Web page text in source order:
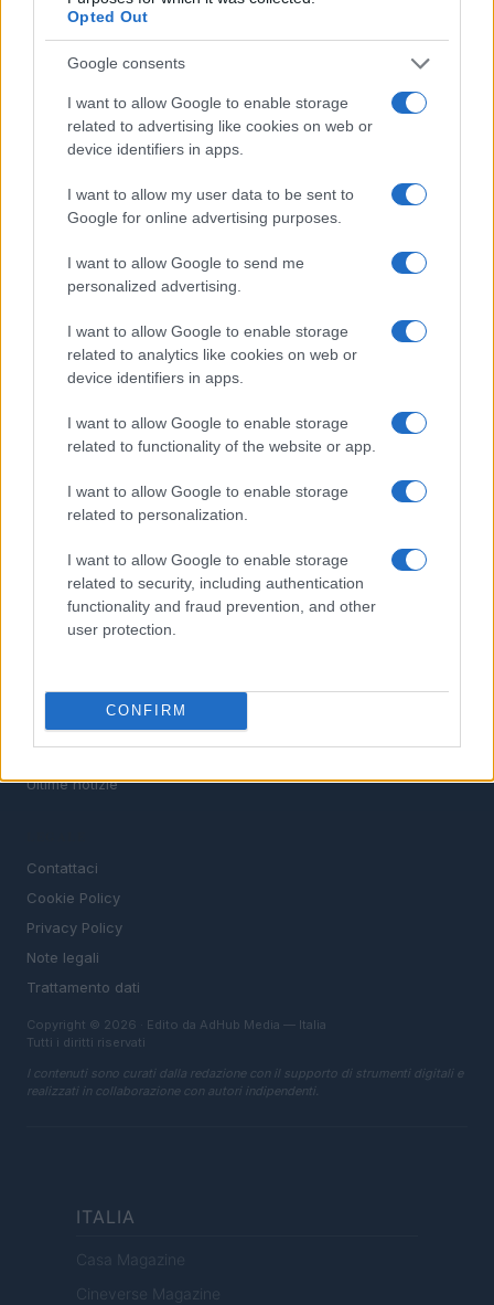
Opted Out
Google consents
I want to allow Google to enable storage
related to advertising like cookies on web or
device identifiers in apps.
I want to allow my user data to be sent to
Google for online advertising purposes.
I want to allow Google to send me
personalized advertising.
I want to allow Google to enable storage
related to analytics like cookies on web or
device identifiers in apps.
I want to allow Google to enable storage
related to functionality of the website or app.
I want to allow Google to enable storage
related to personalization.
I want to allow Google to enable storage
related to security, including authentication
functionality and fraud prevention, and other
user protection.
CONFIRM
settori in crescita
Come leggere gli annunci di lavoro e scovare falsi
positivi
Bandi aperti per professionisti sanitari: ecco le
posizioni disponibili
Il portale del lavoro e della carriera. Offerte di lavoro,
stipendi, guide pratiche per trovare un'occupazione,
Offerte di lavoro
TROVARE LAVORO
STIPENDI
MAGAZINE
Chi siamo
Ultime notizie
Contattaci
Cookie Policy
Privacy Policy
Note legali
Trattamento dati
Copyright © 2026 · Edito da AdHub Media — Italia
Tutti i diritti riservati
I contenuti sono curati dalla redazione con il supporto di strumenti digitali e
realizzati in collaborazione con autori indipendenti.
ITALIA
Casa Magazine
Cineverse Magazine